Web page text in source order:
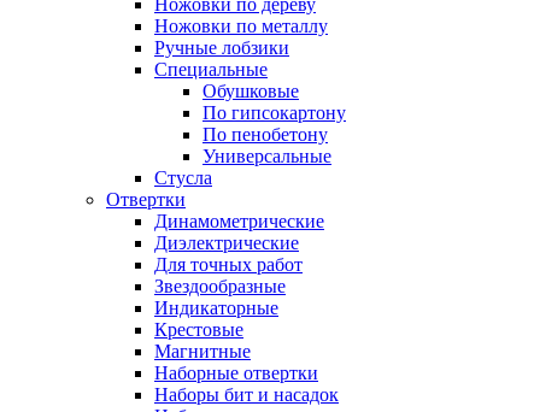
Ножовки по дереву
Ножовки по металлу
Ручные лобзики
Специальные
Обушковые
По гипсокартону
По пенобетону
Универсальные
Стусла
Отвертки
Динамометрические
Диэлектрические
Для точных работ
Звездообразные
Индикаторные
Крестовые
Магнитные
Наборные отвертки
Наборы бит и насадок